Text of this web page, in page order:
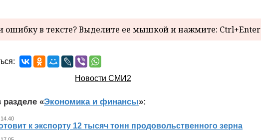
в тексте? Выделите ее мышкой и нажмите: Ctrl+Enter
Новости СМИ2
разделе «Экономика и финансы»:
к экспорту 12 тысяч тонн продовольственного зерна